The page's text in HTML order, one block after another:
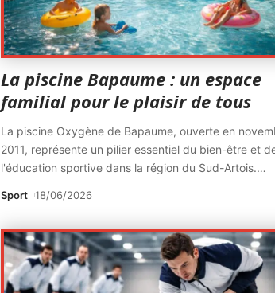
La piscine Bapaume : un espace
familial pour le plaisir de tous
La piscine Oxygène de Bapaume, ouverte en
2011, représente un pilier essentiel du bien-être et
l'éducation sportive dans la région du Sud-Artois.…
Sport 18/06/2026